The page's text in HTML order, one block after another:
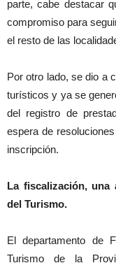
parte, cabe destacar
compromiso para
el resto de las
Por otro lado, se dio a
turísticos y ya se
del registro de
espera de
inscripción.
La fiscalización, una
del Turismo.
El departamento de
Turismo de la